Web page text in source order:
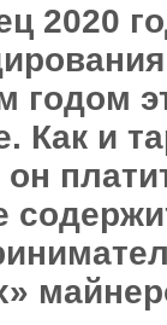
2020
годом
Как и
он